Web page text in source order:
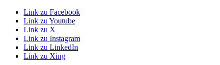
Link zu Facebook
Link zu Youtube
Link zu X
Link zu Instagram
Link zu LinkedIn
Link zu Xing